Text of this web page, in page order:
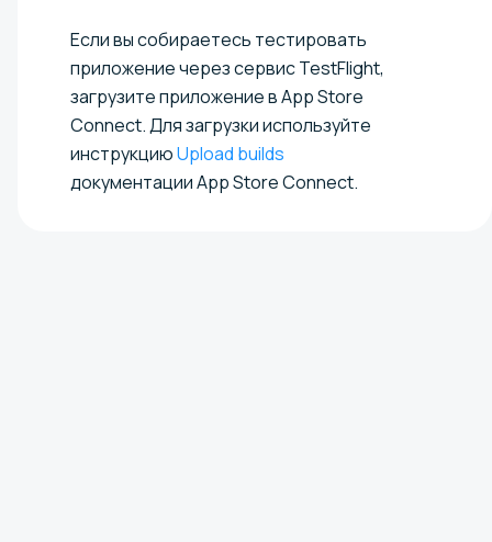
Если вы собираетесь тестировать
приложение через сервис TestFlight,
загрузите приложение в App Store
Connect. Для загрузки используйте
инструкциюUpload builds
документации App Store Connect.